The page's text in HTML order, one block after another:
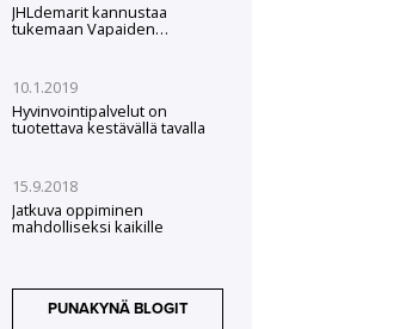
JHLdemarit kannustaa
tukemaan Vapaiden
10.1.2019
Hyvinvointipalvelut on
tuotettava kestävällä tavalla
15.9.2018
Jatkuva oppiminen
mahdolliseksi kaikille
PUNAKYNÄ BLOGIT